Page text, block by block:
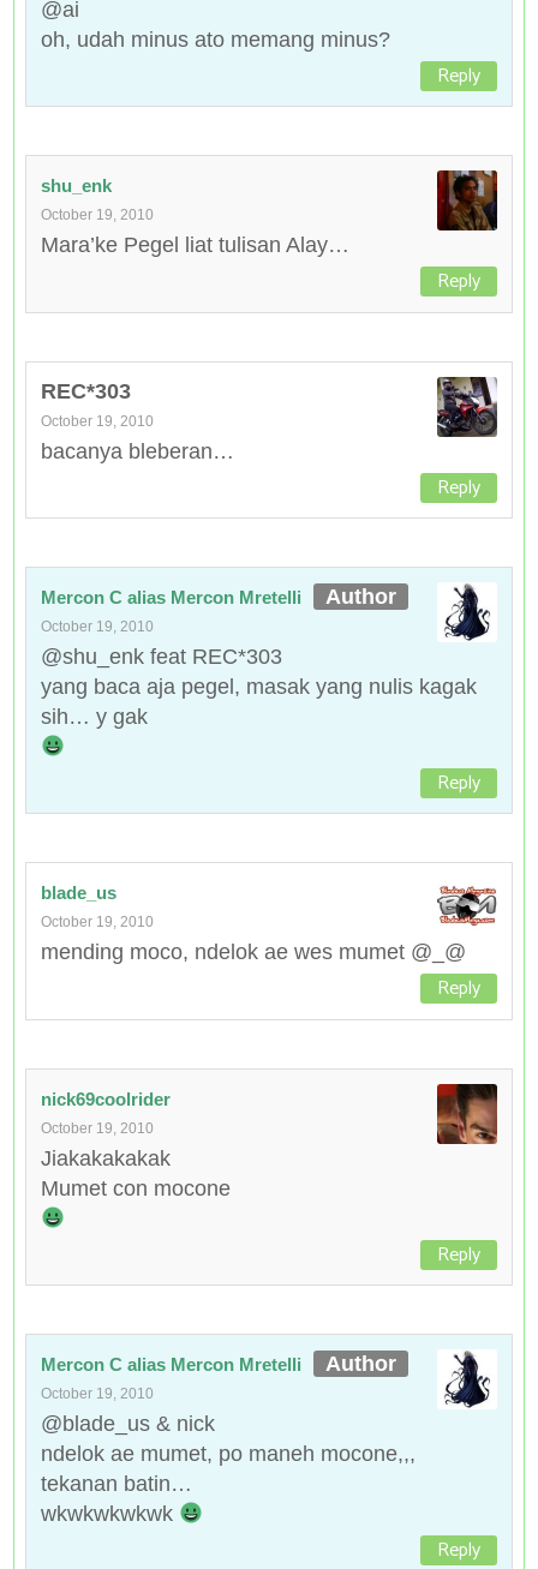
@ai
oh, udah minus ato memang minus?
Reply
shu_enk
October 19, 2010
Mara’ke Pegel liat tulisan Alay…
Reply
REC*303
October 19, 2010
bacanya bleberan…
Reply
Mercon C alias Mercon Mretelli
October 19, 2010
@shu_enk feat REC*303
yang baca aja pegel, masak yang nulis kagak
sih… y gak
Reply
blade_us
October 19, 2010
mending moco, ndelok ae wes mumet @_@
Reply
nick69coolrider
October 19, 2010
Jiakakakakak
Mumet con mocone
Reply
Mercon C alias Mercon Mretelli
October 19, 2010
@blade_us & nick
ndelok ae mumet, po maneh mocone,,,
tekanan batin…
wkwkwkwkwk
Reply